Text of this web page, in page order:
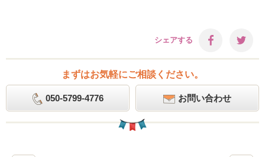
シェアする
まずはお気軽にご相談ください。
050-5799-4776 お問い合わせ